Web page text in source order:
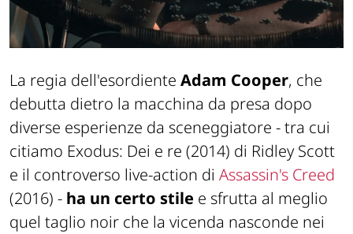
La regia dell'esordiente Adam Cooper, che
debutta dietro la macchina da presa dopo
diverse esperienze da sceneggiatore - tra cui
citiamo Exodus: Dei e re (2014) di Ridley Scott
e il controverso live-action di Assassin's Creed
(2016) - ha un certo stile e sfrutta al meglio
quel taglio noir che la vicenda nasconde nei